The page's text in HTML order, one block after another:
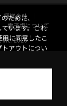
運営会社
電子版について
Inc. 2026
ために、
います。これ
に同意したこ
アウトについ